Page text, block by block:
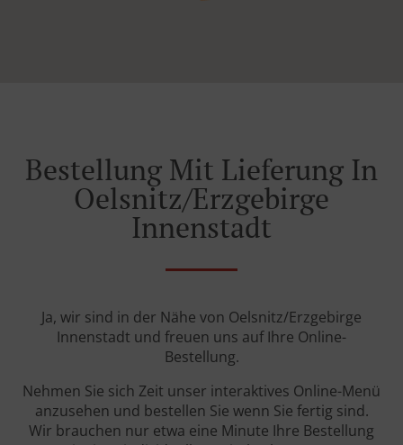
Bestellung Mit Lieferung In
Oelsnitz/Erzgebirge
Innenstadt
Ja, wir sind in der Nähe von Oelsnitz/Erzgebirge
Innenstadt und freuen uns auf Ihre Online-
Bestellung.
Nehmen Sie sich Zeit unser interaktives Online-Menü
anzusehen und bestellen Sie wenn Sie fertig sind.
Wir brauchen nur etwa eine Minute Ihre Bestellung